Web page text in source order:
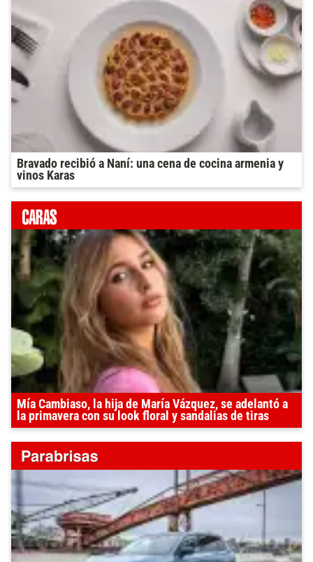
Bravado recibió a Naní: una cena de cocina armenia y
vinos Karas
Mía Cambiaso, la hija de María Vázquez, se adelantó a
la primavera con su look floral y sandalias de tiras